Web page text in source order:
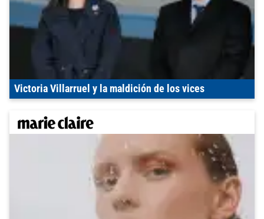
Victoria Villarruel y la maldición de los vices